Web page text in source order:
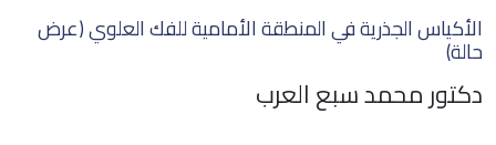
الأكياس الجذرية في المنطقة الأمامية للفك العلوي (عرض
حالة)
دكتور محمد سبع العرب